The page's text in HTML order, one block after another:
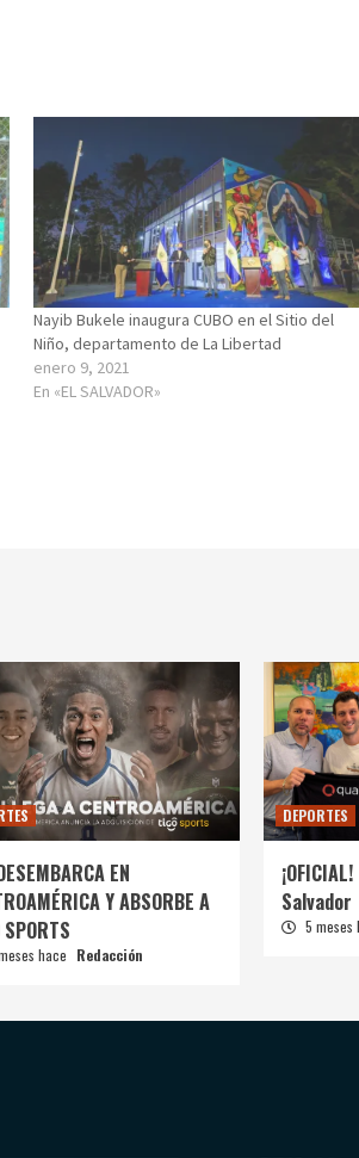
Nayib Bukele inaugura CUBO en el Sitio del
Niño, departamento de La Libertad
enero 9, 2021
En «EL SALVADOR»
EN
Y ABSORBE A
hace Redacción
DEPORTES
Salvador
5